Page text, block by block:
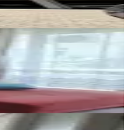
Doru Gayrimenkul Mustafa Zincirkıran